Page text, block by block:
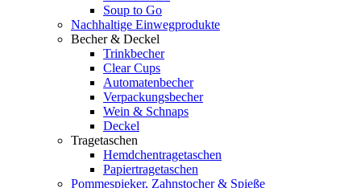
Soup to Go
Nachhaltige Einwegprodukte
Becher & Deckel
Trinkbecher
Clear Cups
Automatenbecher
Verpackungsbecher
Wein & Schnaps
Deckel
Tragetaschen
Hemdchentragetaschen
Papiertragetaschen
Pommespieker, Zahnstocher & Spieße